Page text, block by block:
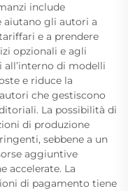
include
aiutano gli autori a
e a prendere
opzionali e agli
all’interno di modelli
e riduce la
che gestiscono
La possibilità di
di produzione
sebbene a un
aggiuntive
accelerate. La
di pagamento tiene